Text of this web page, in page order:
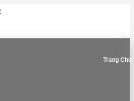
Trang Chủ